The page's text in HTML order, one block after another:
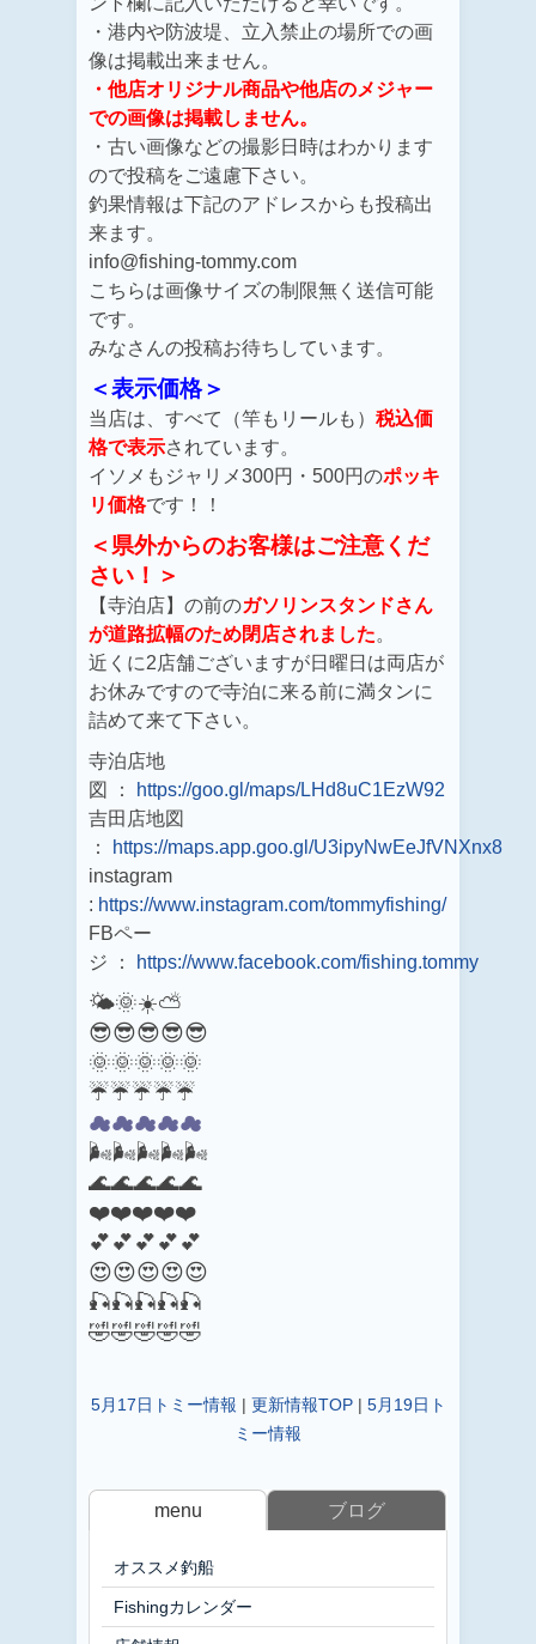
・港内や防波堤、立入禁止の場所での画
像は掲載出来ません。
・他店オリジナル商品や他店のメジャー
での画像は掲載しません。
・古い画像などの撮影日時はわかります
ので投稿をご遠慮下さい。
釣果情報は下記のアドレスからも投稿出
来ます。
info@fishing-tommy.com
こちらは画像サイズの制限無く送信可能
です。
みなさんの投稿お待ちしています。
＜表示価格＞
当店は、すべて（竿もリールも） 税込価
格で表示されています。
イソメもジャリメ300円・500円のポッキ
リ価格です！！
＜県外からのお客様はご注意くだ
さい！＞
【寺泊店】の前のガソリンスタンドさん
が道路拡幅のため閉店されました。
近くに2店舗ございますが日曜日は両店が
お休みですので寺泊に来る前に満タンに
詰めて来て下さい。
寺泊店地
図 ：
https://goo.gl/maps/LHd8uC1EzW92
吉田店地図
：
https://maps.app.goo.gl/U3ipyNwEeJfVNXnx8
instagram
: https://www.instagram.com/tommyfishing/
FBペー
ジ ：
https://www.facebook.com/fishing.tommy
🌤️🌞☀️⛅
😎😎😎😎😎
🌞🌞🌞🌞🌞
☔☔☔☔☔
☁☁☁☁☁
🌬️🌬️🌬️🌬️🌬️
🌊🌊🌊🌊🌊
❤️❤️❤️❤️❤️
💕💕💕💕💕
😍😍😍😍😍
🎣🎣🎣🎣🎣
🤣🤣🤣🤣🤣
5月17日トミー情報 | 更新情報TOP| 5月19日ト
ミー情報
menu ブログ
オススメ釣船
Fishingカレンダー